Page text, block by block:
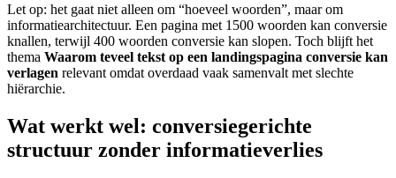
Let op: het gaat niet alleen om “hoeveel woorden”, maar om
informatiearchitectuur. Een pagina met 1500 woorden kan conversie
knallen, terwijl 400 woorden conversie kan slopen. Toch blijft het
thema Waarom teveel tekst op een landingspagina conversie kan
verlagen relevant omdat overdaad vaak samenvalt met slechte
hiërarchie.
Wat werkt wel: conversiegerichte
structuur zonder informatieverlies